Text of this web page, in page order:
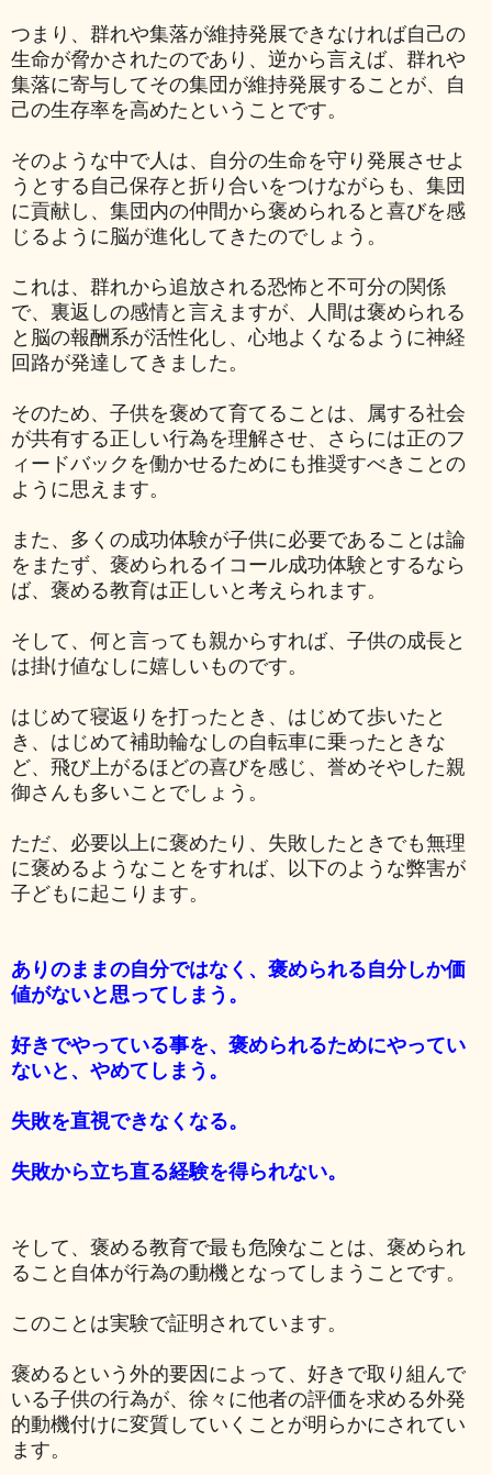
つまり、 群れや集落が維持発展できなければ自己の
生命が脅かされたのであり、逆から言えば、 群れや
集落に寄与してその集団が維持発展することが、自
己の生存率を高めたということです。
そのような中で人は、自分の生命を守り発展させよ
うとする自己保存と折り合いをつけながらも、 集団
に貢献し、集団内の仲間から褒められると喜びを感
じるように脳が進化してきたのでしょう。
これは、群れから追放される恐怖と不可分の関係
で、裏返しの感情と言えますが、人間は褒められる
と脳の報酬系が活性化し、心地よくなるように神経
回路が発達してきました。
そのため、子供を褒めて育てることは、属する社会
が共有する正しい行為を理解させ、さらには正のフ
ィードバックを働かせるためにも推奨すべきことの
ように思えます。
また、多くの成功体験が子供に必要であることは論
をまたず、褒められるイコール成功体験とするなら
ば、褒める教育は正しいと考えられます。
そして、何と言っても親からすれば、子供の成長と
は掛け値なしに嬉しいものです。
はじめて寝返りを打ったとき、はじめて歩いたと
き、はじめて補助輪なしの自転車に乗ったときな
ど、飛び上がるほどの喜びを感じ、誉めそやした親
御さんも多いことでしょう。
ただ、必要以上に褒めたり、失敗したときでも無理
に褒めるようなことをすれば、以下のような弊害が
子どもに起こります。
ありのままの自分ではなく、褒められる自分しか価
値がないと思ってしまう。
好きでやっている事を、褒められるためにやってい
ないと、やめてしまう。
失敗を直視できなくなる。
失敗から立ち直る経験を得られない。
そして、褒める教育で最も危険なことは、褒められ
ること自体が行為の動機となってしまうことです。
このことは実験で証明されています。
褒めるという外的要因によって、好きで取り組んで
いる子供の行為が、徐々に他者の評価を求める外発
的動機付けに変質していくことが明らかにされてい
ます。